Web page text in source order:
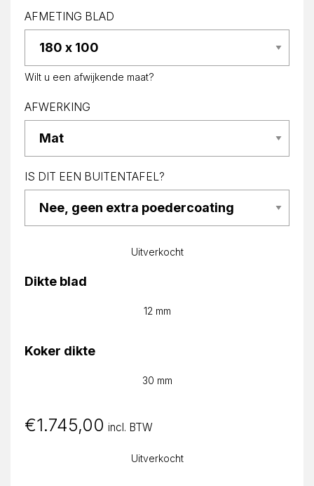
AFMETING BLAD
Wilt u een afwijkende maat?
AFWERKING
IS DIT EEN BUITENTAFEL?
Uitverkocht
Dikte blad
12 mm
Koker dikte
30 mm
€1.745,00 incl. BTW
Uitverkocht